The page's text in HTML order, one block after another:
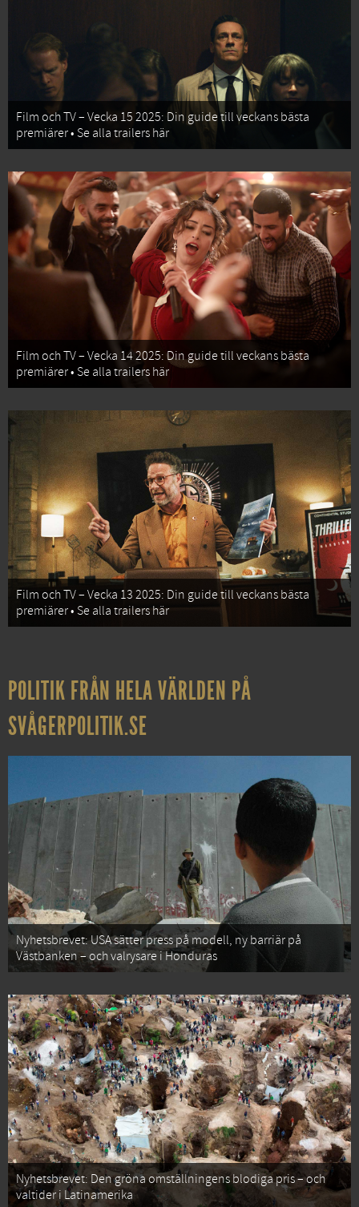
Film och TV – Vecka 15 2025: Din guide till veckans bästa
premiärer • Se alla trailers här
Film och TV – Vecka 14 2025: Din guide till veckans bästa
premiärer • Se alla trailers här
Film och TV – Vecka 13 2025: Din guide till veckans bästa
premiärer • Se alla trailers här
POLITIK FRÅN HELA VÄRLDEN PÅ
SVÅGERPOLITIK.SE
Nyhetsbrevet: USA sätter press på modell, ny barriär på
Västbanken – och valrysare i Honduras
Nyhetsbrevet: Den gröna omställningens blodiga pris – och
valtider i Latinamerika